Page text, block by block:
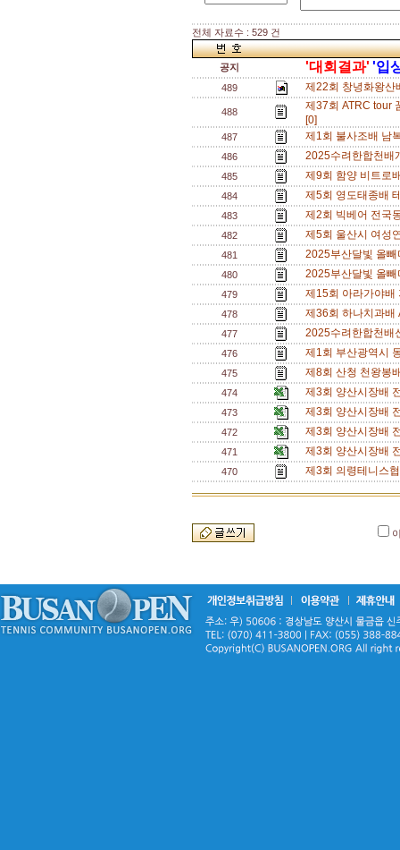
전체 자료수 : 529 건
공지 '대회결과' '입
489 제22회 창녕화왕
488
제37회 ATRC tour
[0]
487 제1회 불사조배 남
486 2025수려한합천
485 제9회 함양 비트로
484 제5회 영도태종배
483 제2회 빅베어 전국
482 제5회 울산시 여성
481 2025부산달빛 올
480 2025부산달빛 올
479 제15회 아라가야
478 제36회 하나치과
477 2025수려한합천
476 제1회 부산광역시
475 제8회 산청 천왕봉
474 제3회 양산시장배
473 제3회 양산시장배
472 제3회 양산시장배
471 제3회 양산시장배
470 제3회 의령테니스